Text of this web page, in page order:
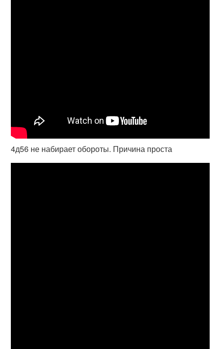
4д56 не набирает обороты. Причина проста